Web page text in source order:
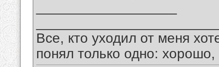
Все, кто уходил от меня
понял только одно: